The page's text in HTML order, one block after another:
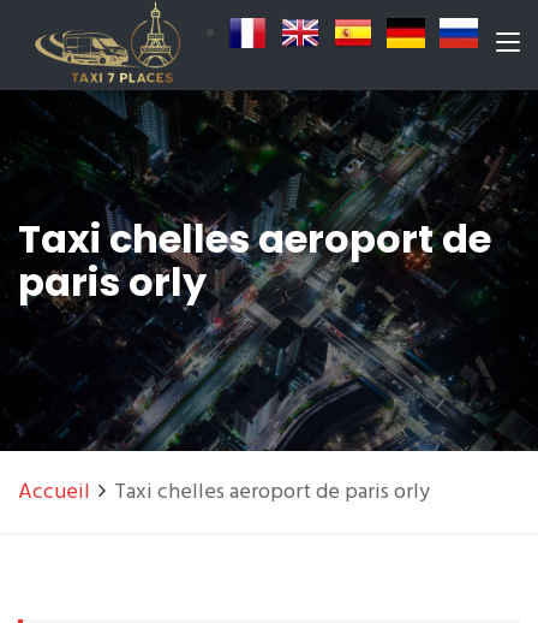
Taxi chelles aeroport de
paris orly
Accueil Taxi chelles aeroport de paris orly